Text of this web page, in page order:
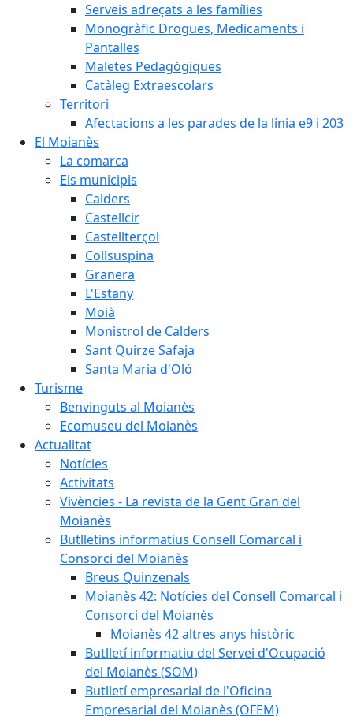
Serveis adreçats a les famílies
Monogràfic Drogues, Medicaments i
Pantalles
Maletes Pedagògiques
Catàleg Extraescolars
Territori
Afectacions a les parades de la línia e9 i 203
El Moianès
La comarca
Els municipis
Calders
Castellcir
Castellterçol
Collsuspina
Granera
L'Estany
Moià
Monistrol de Calders
Sant Quirze Safaja
Santa Maria d'Oló
Turisme
Benvinguts al Moianès
Ecomuseu del Moianès
Actualitat
Notícies
Activitats
Vivències - La revista de la Gent Gran del
Moianès
Butlletins informatius Consell Comarcal i
Consorci del Moianès
Breus Quinzenals
Moianès 42: Notícies del Consell Comarcal i
Consorci del Moianès
Moianès 42 altres anys històric
Butlletí informatiu del Servei d'Ocupació
del Moianès (SOM)
Butlletí empresarial de l'Oficina
Empresarial del Moianès (OFEM)